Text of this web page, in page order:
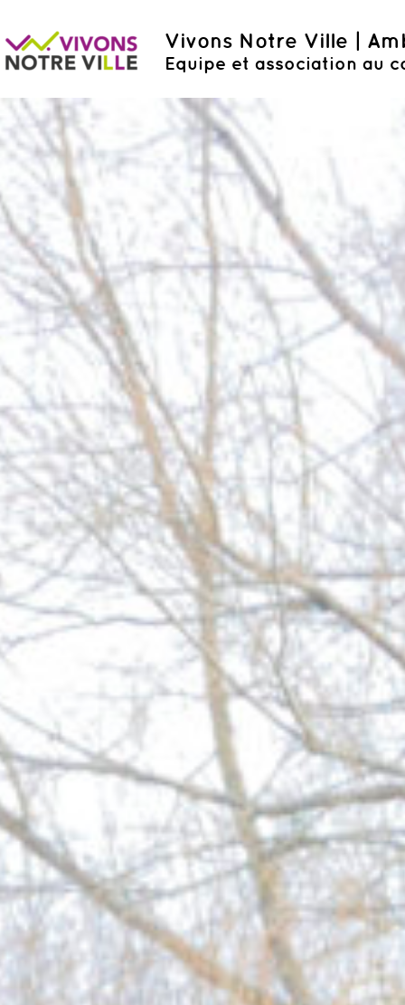
Vivons Notre Ville |
Equipe et association au